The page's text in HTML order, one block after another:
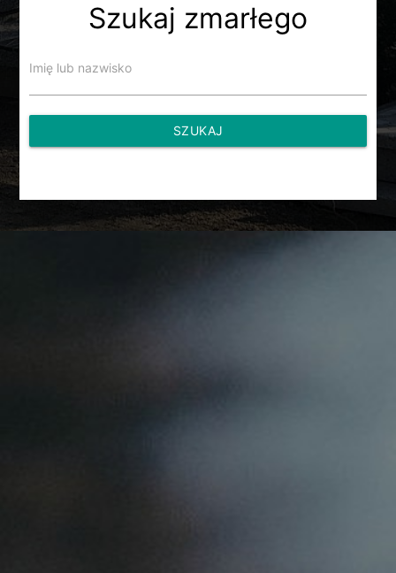
Szukaj zmarłego
Imię lub nazwisko
SZUKAJ